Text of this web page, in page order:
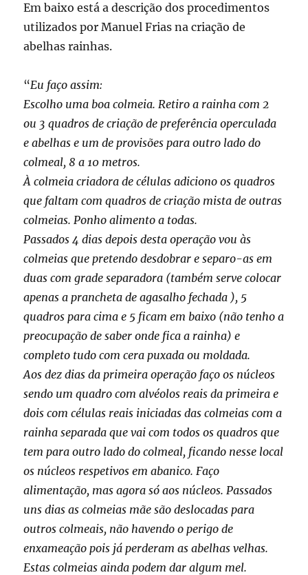
Em baixo está a descrição dos procedimentos
utilizados por Manuel Frias na criação de
abelhas rainhas.
“Eu faço assim:
Escolho uma boa colmeia. Retiro a rainha com 2
ou 3 quadros de criação de preferência operculada
e abelhas e um de provisões para outro lado do
colmeal, 8 a 10 metros.
À colmeia criadora de células adiciono os quadros
que faltam com quadros de criação mista de outras
colmeias. Ponho alimento a todas.
Passados 4 dias depois desta operação vou às
colmeias que pretendo desdobrar e separo-as em
duas com grade separadora (também serve colocar
apenas a prancheta de agasalho fechada ), 5
quadros para cima e 5 ficam em baixo (não tenho a
preocupação de saber onde fica a rainha) e
completo tudo com cera puxada ou moldada.
Aos dez dias da primeira operação faço os núcleos
sendo um quadro com alvéolos reais da primeira e
dois com células reais iniciadas das colmeias com a
rainha separada que vai com todos os quadros que
tem para outro lado do colmeal, ficando nesse local
os núcleos respetivos em abanico. Faço
alimentação, mas agora só aos núcleos. Passados
uns dias as colmeias mãe são deslocadas para
outros colmeais, não havendo o perigo de
enxameação pois já perderam as abelhas velhas.
Estas colmeias ainda podem dar algum mel.